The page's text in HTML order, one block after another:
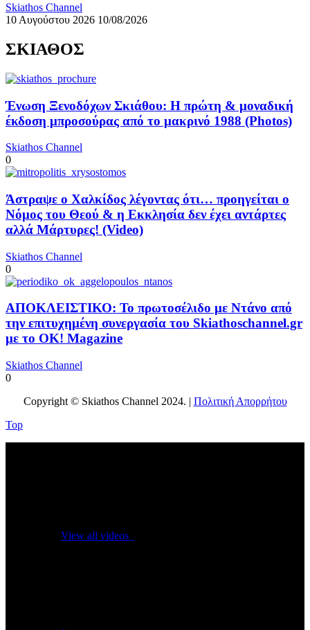
Skiathos Channel
10 Αυγούστου 2026 10/08/2026
ΣΚΙΑΘΟΣ
Ένωση Ξενοδόχων Σκιάθου: Η πρώτη & μοναδική
έκδοση μπροσούρας από το μακρινό 1988 (Photos)
Skiathos Channel
0
Άστραψε ο Χαλκίδος λέγοντας ότι… προηγείται ο
Νόμος του Θεού & η Εκκλησία δεν έχει αντάρτες
αλλά Μάρτυρες! (Video)
Skiathos Channel
0
ΑΠΟΚΛΕΙΣΤΙΚΟ: Το πρωτοσέλιδο με Ντάνο από
την επιτυχημένη συνεργασία του Skiathoschannel.gr
με το OK! Magazine
Skiathos Channel
0
Copyright © Skiathos Channel 2024. | Πολιτική Απορρήτου
Top
View all videos